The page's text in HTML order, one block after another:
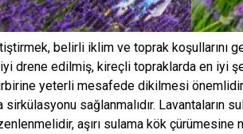
belirli iklim ve toprak koşullarını
drene edilmiş, kireçli topraklarda en iyi
yeterli mesafede dikilmesi
sağlanmalıdır. Lavantaların
aşırı sulama kök çürümesine